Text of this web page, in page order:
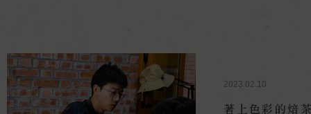
2023.02.10
著上色彩的焙